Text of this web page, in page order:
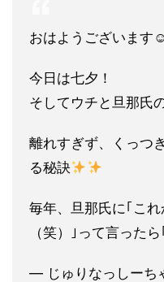
おはようございます☺︎
今日は七夕！
そしてウチと旦那氏
離れすぎず、くっつ
る秘訣
毎年、旦那氏に｢こ
（笑）｣って言った
— じゅりなっしーち